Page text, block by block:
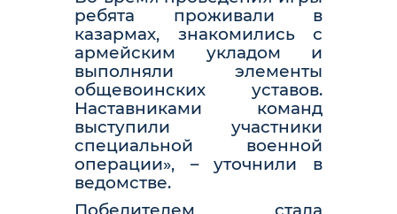
ребята проживали в
казармах, знакомились с
армейским укладом и
выполняли элементы
общевоинских уставов.
Наставниками команд
выступили участники
специальной военной
операции», – уточнили в
ведомстве.